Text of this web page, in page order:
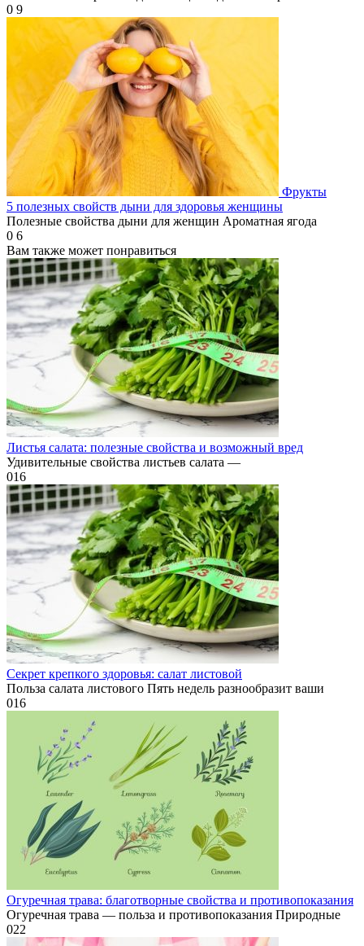
0 9
Фрукты
5 полезных свойств дыни для здоровья женщины
Полезные свойства дыни для женщин Ароматная ягода
0 6
Вам также может понравиться
Листья салата: полезные свойства и возможный вред
Удивительные свойства листьев салата —
016
Секрет крепкого здоровья: салат листовой
Польза салата листового Пять недель разнообразит ваши
016
Огуречная трава: благотворные свойства и противопоказания
Огуречная трава — польза и противопоказания Природные
022